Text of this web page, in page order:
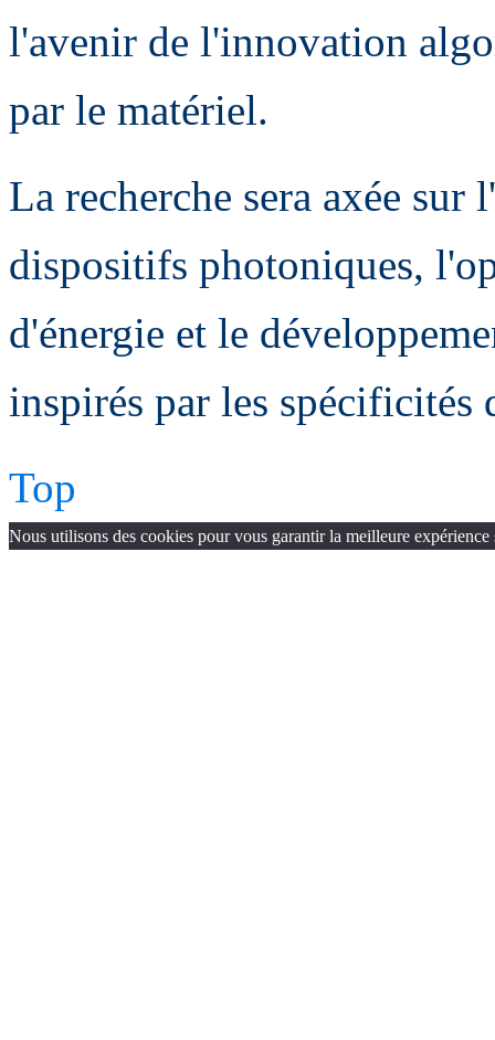
l'avenir de l'innovation
par le matériel.
La recherche sera axée
dispositifs photoniques,
d'énergie et le
inspirés par les spécificités
Top
Nous utilisons des cookies pour vous garantir la meilleure expérience